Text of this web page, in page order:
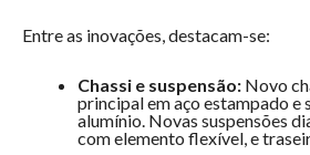
Entre as inovações, destacam-se:
Chassi e suspensão:Novo
principal em aço estampado e
alumínio. Novas suspensões
com elemento flexível, e